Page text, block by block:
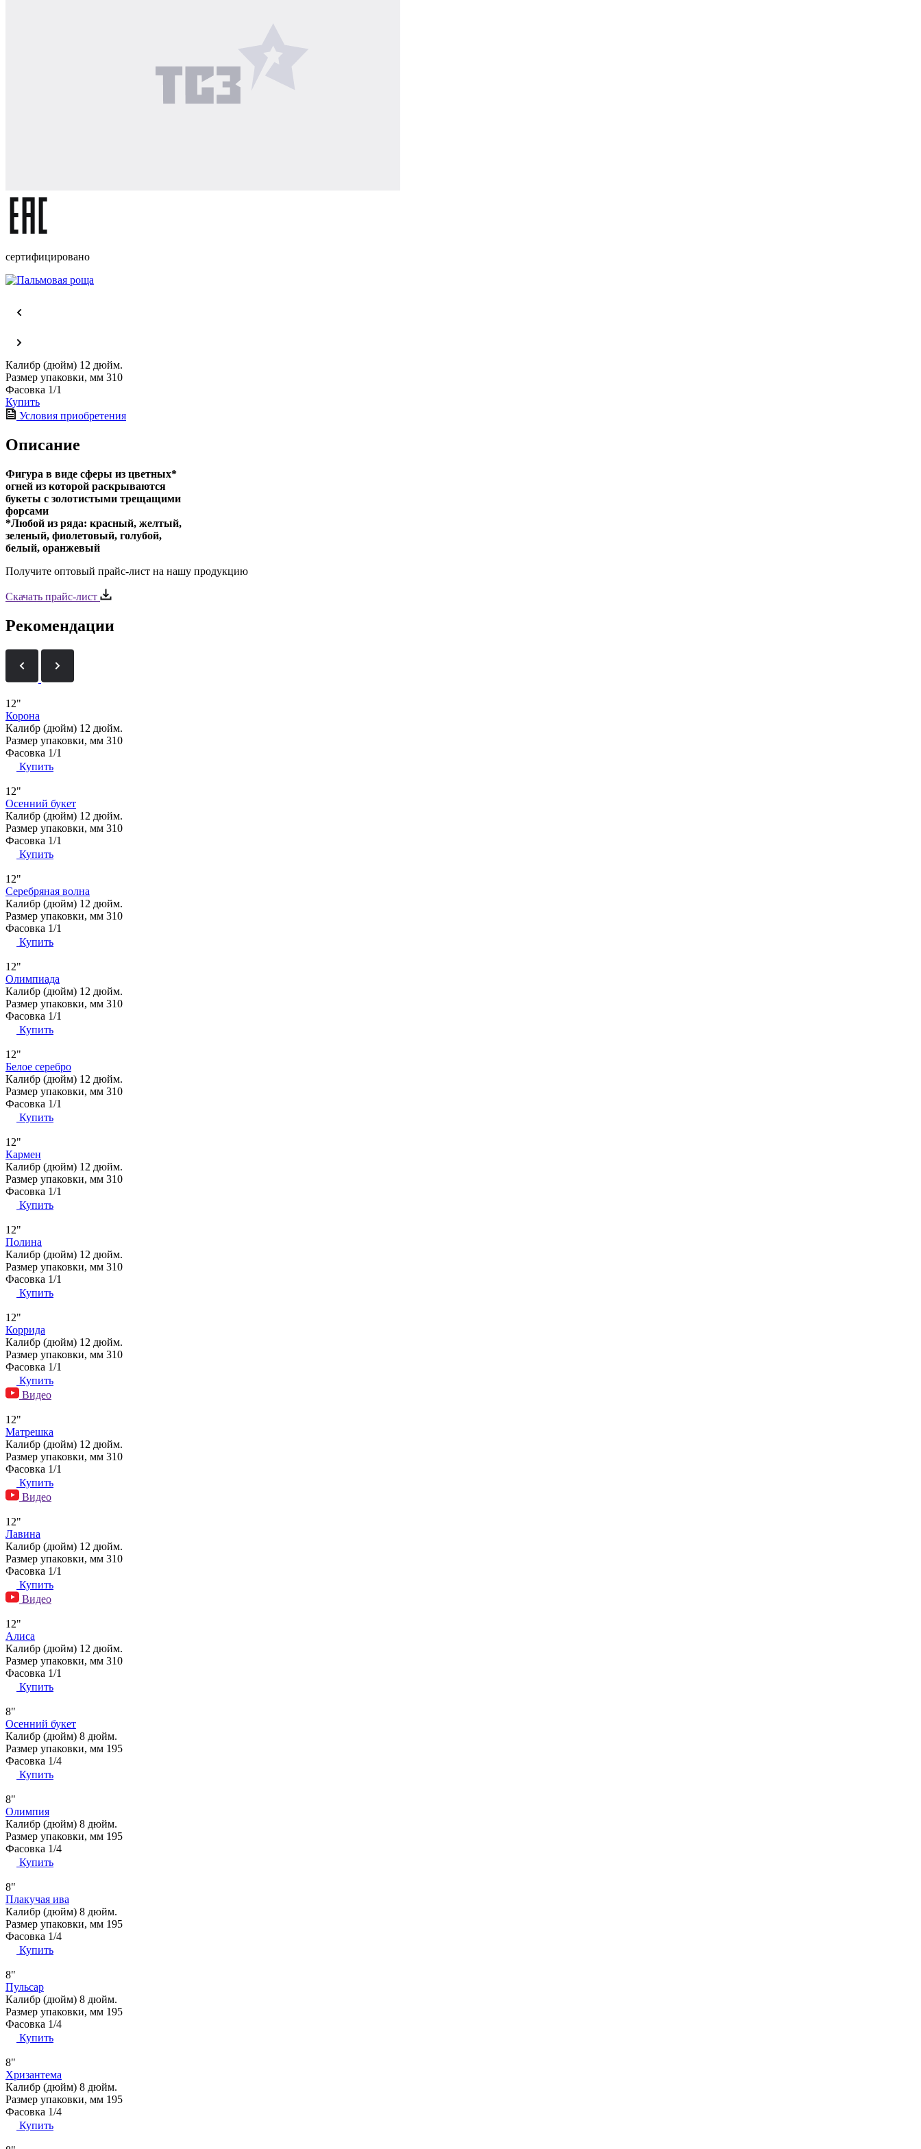
сертифицировано
Калибр (дюйм) 12 дюйм.
Размер упаковки, мм 310
Фасовка 1/1
Купить
Условия приобретения
Описание
Фигура в виде сферы из цветных*
огней из которой раскрываются
букеты с золотистыми трещащими
форсами
*Любой из ряда: красный, желтый,
зеленый, фиолетовый, голубой,
белый, оранжевый
Получите оптовый прайс-лист на нашу продукцию
Скачать прайс-лист
Рекомендации
12"
Корона
Калибр (дюйм) 12 дюйм.
Размер упаковки, мм 310
Фасовка 1/1
Купить
12"
Осенний букет
Калибр (дюйм) 12 дюйм.
Размер упаковки, мм 310
Фасовка 1/1
Купить
12"
Серебряная волна
Калибр (дюйм) 12 дюйм.
Размер упаковки, мм 310
Фасовка 1/1
Купить
12"
Олимпиада
Калибр (дюйм) 12 дюйм.
Размер упаковки, мм 310
Фасовка 1/1
Купить
12"
Белое серебро
Калибр (дюйм) 12 дюйм.
Размер упаковки, мм 310
Фасовка 1/1
Купить
12"
Кармен
Калибр (дюйм) 12 дюйм.
Размер упаковки, мм 310
Фасовка 1/1
Купить
12"
Полина
Калибр (дюйм) 12 дюйм.
Размер упаковки, мм 310
Фасовка 1/1
Купить
12"
Коррида
Калибр (дюйм) 12 дюйм.
Размер упаковки, мм 310
Фасовка 1/1
Купить
Видео
12"
Матрешка
Калибр (дюйм) 12 дюйм.
Размер упаковки, мм 310
Фасовка 1/1
Купить
Видео
12"
Лавина
Калибр (дюйм) 12 дюйм.
Размер упаковки, мм 310
Фасовка 1/1
Купить
Видео
12"
Алиса
Калибр (дюйм) 12 дюйм.
Размер упаковки, мм 310
Фасовка 1/1
Купить
8"
Осенний букет
Калибр (дюйм) 8 дюйм.
Размер упаковки, мм 195
Фасовка 1/4
Купить
8"
Олимпия
Калибр (дюйм) 8 дюйм.
Размер упаковки, мм 195
Фасовка 1/4
Купить
8"
Плакучая ива
Калибр (дюйм) 8 дюйм.
Размер упаковки, мм 195
Фасовка 1/4
Купить
8"
Пульсар
Калибр (дюйм) 8 дюйм.
Размер упаковки, мм 195
Фасовка 1/4
Купить
8"
Хризантема
Калибр (дюйм) 8 дюйм.
Размер упаковки, мм 195
Фасовка 1/4
Купить